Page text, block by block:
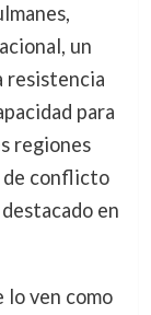
un
resistencia
para
regiones
de conflicto
en
lo ven como